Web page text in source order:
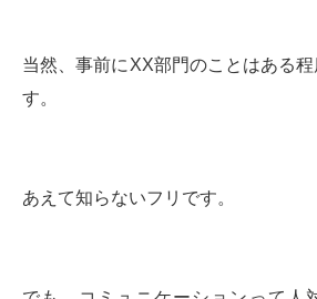
当然、事前にXX部門のことはある
す。
あえて知らないフリです。